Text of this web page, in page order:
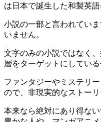
は日本で誕生した和製英語
小説の一部と言われてい
いません。
文字のみの小説ではなく
層をターゲットにしてい
ファンタジーやミステリ
ので、非現実的なストー
本来なら絶対にあり得な